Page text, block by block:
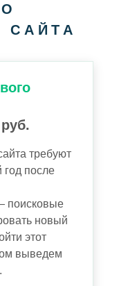
САЙТА
требуют
после
поисковые
новый
этот
выведем